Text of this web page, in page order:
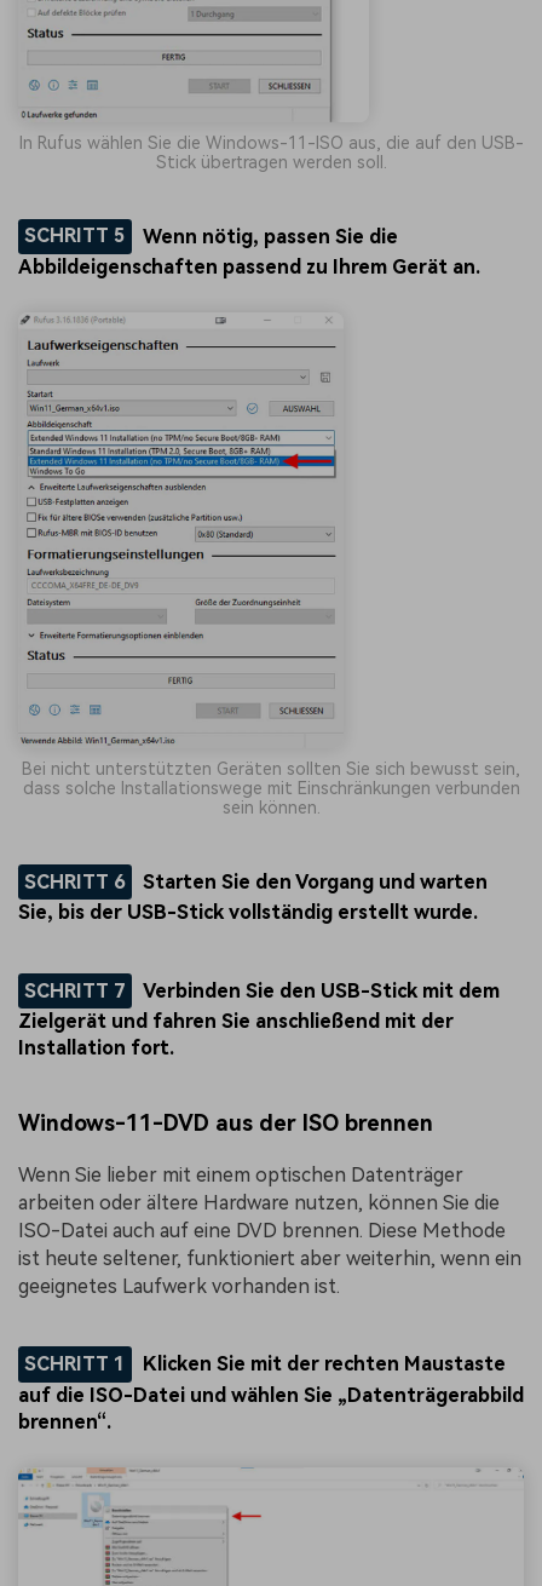
In Rufus wählen Sie die Windows-11-ISO aus, die auf den USB-
Stick übertragen werden soll.
SCHRITT 5
Wenn nötig, passen Sie die
Abbildeigenschaften passend zu Ihrem Gerät an.
Bei nicht unterstützten Geräten sollten Sie sich bewusst sein,
dass solche Installationswege mit Einschränkungen verbunden
sein können.
SCHRITT 6
Starten Sie den Vorgang und warten
Sie, bis der USB-Stick vollständig erstellt wurde.
SCHRITT 7
Verbinden Sie den USB-Stick mit dem
Zielgerät und fahren Sie anschließend mit der
Installation fort.
Windows-11-DVD aus der ISO brennen
Wenn Sie lieber mit einem optischen Datenträger
arbeiten oder ältere Hardware nutzen, können Sie die
ISO-Datei auch auf eine DVD brennen. Diese Methode
ist heute seltener, funktioniert aber weiterhin, wenn ein
geeignetes Laufwerk vorhanden ist.
SCHRITT 1
Klicken Sie mit der rechten Maustaste
auf die ISO-Datei und wählen Sie „Datenträgerabbild
brennen“.